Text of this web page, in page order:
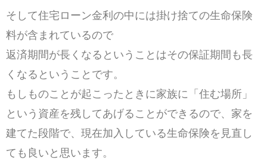
そして住宅ローン金利の中には掛け捨ての生命保険
料が含まれているので
返済期間が長くなるということはその保証期間も長
くなるということです。
もしものことが起こったときに家族に「住む場所」
という資産を残してあげることができるので、家を
建てた段階で、現在加入している生命保険を見直し
ても良いと思います。